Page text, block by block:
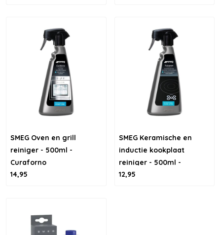
SMEG Oven en grill
reiniger - 500ml -
Curaforno
14,95
SMEG Keramische en
inductie kookplaat
reiniger - 500ml -
Puliceram
12,95